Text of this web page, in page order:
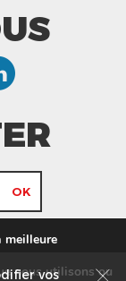
vos
meilleure
nous utilisons ou